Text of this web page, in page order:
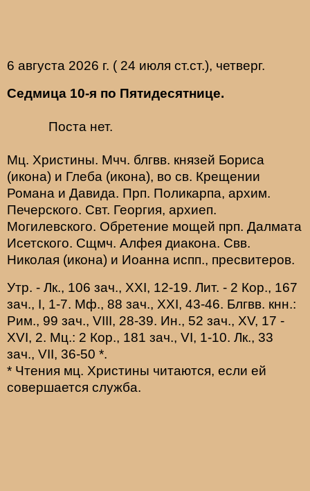
6 августа 2026 г. ( 24 июля ст.ст.), четверг.
Седмица 10-я по Пятидесятнице.
Поста нет.
Мц. Христины. Мчч. блгвв. князей Бориса
(икона) и Глеба (икона), во св. Крещении
Романа и Давида. Прп. Поликарпа, архим.
Печерского. Свт. Георгия, архиеп.
Могилевского. Обретение мощей прп. Далмата
Исетского. Сщмч. Алфея диакона. Свв.
Николая (икона) и Иоанна испп., пресвитеров.
Утр. - Лк., 106 зач., XXI, 12-19. Лит. - 2 Кор., 167
зач., I, 1-7. Мф., 88 зач., XXI, 43-46. Блгвв. кнн.:
Рим., 99 зач., VIII, 28-39. Ин., 52 зач., XV, 17 -
XVI, 2. Мц.: 2 Кор., 181 зач., VI, 1-10. Лк., 33
зач., VII, 36-50 *.
* Чтения мц. Христины читаются, если ей
совершается служба.